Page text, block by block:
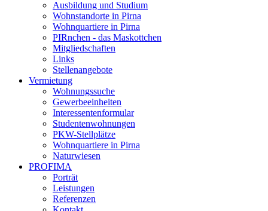
Ausbildung und Studium
Wohnstandorte in Pirna
Wohnquartiere in Pirna
PIRnchen - das Maskottchen
Mitgliedschaften
Links
Stellenangebote
Vermietung
Wohnungssuche
Gewerbeeinheiten
Interessentenformular
Studentenwohnungen
PKW-Stellplätze
Wohnquartiere in Pirna
Naturwiesen
PROFIMA
Porträt
Leistungen
Referenzen